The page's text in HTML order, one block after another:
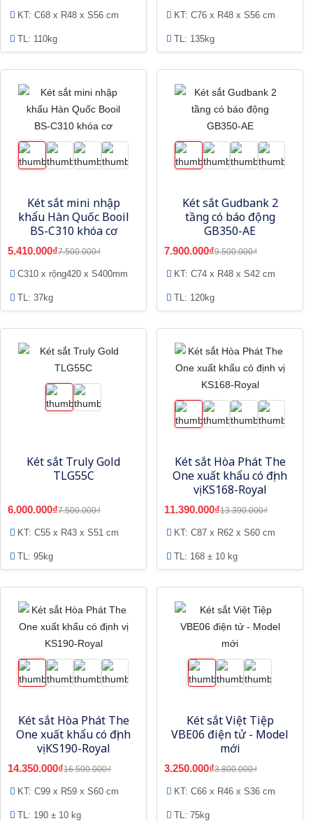
KT: C68 x R48 x S56 cm
TL: 110kg
KT: C76 x R48 x S56 cm
TL: 135kg
Két sắt mini nhập
khẩu Hàn Quốc Booil
BS-C310 khóa cơ
5.410.000₫7.500.000₫
C310 x rộng420 x S400mm
TL: 37kg
Két sắt Gudbank 2
tầng có báo động
GB350-AE
7.900.000₫9.500.000₫
KT: C74 x R48 x S42 cm
TL: 120kg
Két sắt Truly Gold
TLG55C
6.000.000₫7.500.000₫
KT: C55 x R43 x S51 cm
TL: 95kg
Két sắt Hòa Phát The
One xuất khẩu có định
vị KS168-Royal
11.390.000₫13.390.000₫
KT: C87 x R62 x S60 cm
TL: 168 ± 10 kg
Két sắt Hòa Phát The
One xuất khẩu có định
vị KS190-Royal
14.350.000₫16.500.000₫
KT: C99 x R59 x S60 cm
TL: 190 ± 10 kg
Két sắt Việt Tiệp
VBE06 điện tử - Model
mới
3.250.000₫3.800.000₫
KT: C66 x R46 x S36 cm
TL: 75kg